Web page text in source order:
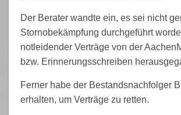
Der Berater wandte ein, es sei nicht
Stornobekämpfung durchgeführt
notleidender Verträge von der
bzw. Erinnerungsschreiben
Ferner habe der Bestandsnachfolger
erhalten, um Verträge zu retten.